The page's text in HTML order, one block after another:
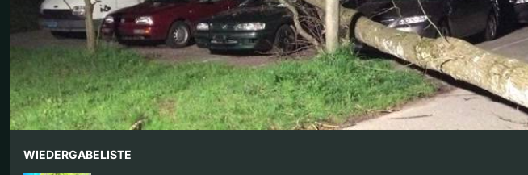
WIEDERGABELISTE